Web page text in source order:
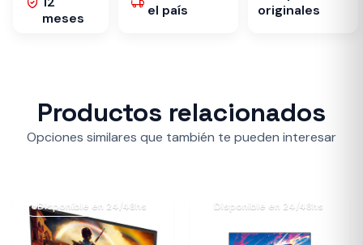
meses
el país
originales
Productos relacionados
Opciones similares que también te pueden interesar
Disponible en 24/48hs Disponible en 24/48hs